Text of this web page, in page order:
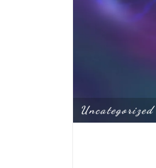
Uncategorized